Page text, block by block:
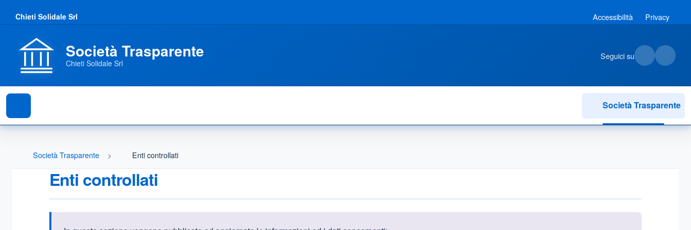
Chieti Solidale Srl Accessibilità Privacy
Società Trasparente
Chieti Solidale Srl
Seguici su
Società Trasparente
Società Trasparente Enti controllati
Enti controllati